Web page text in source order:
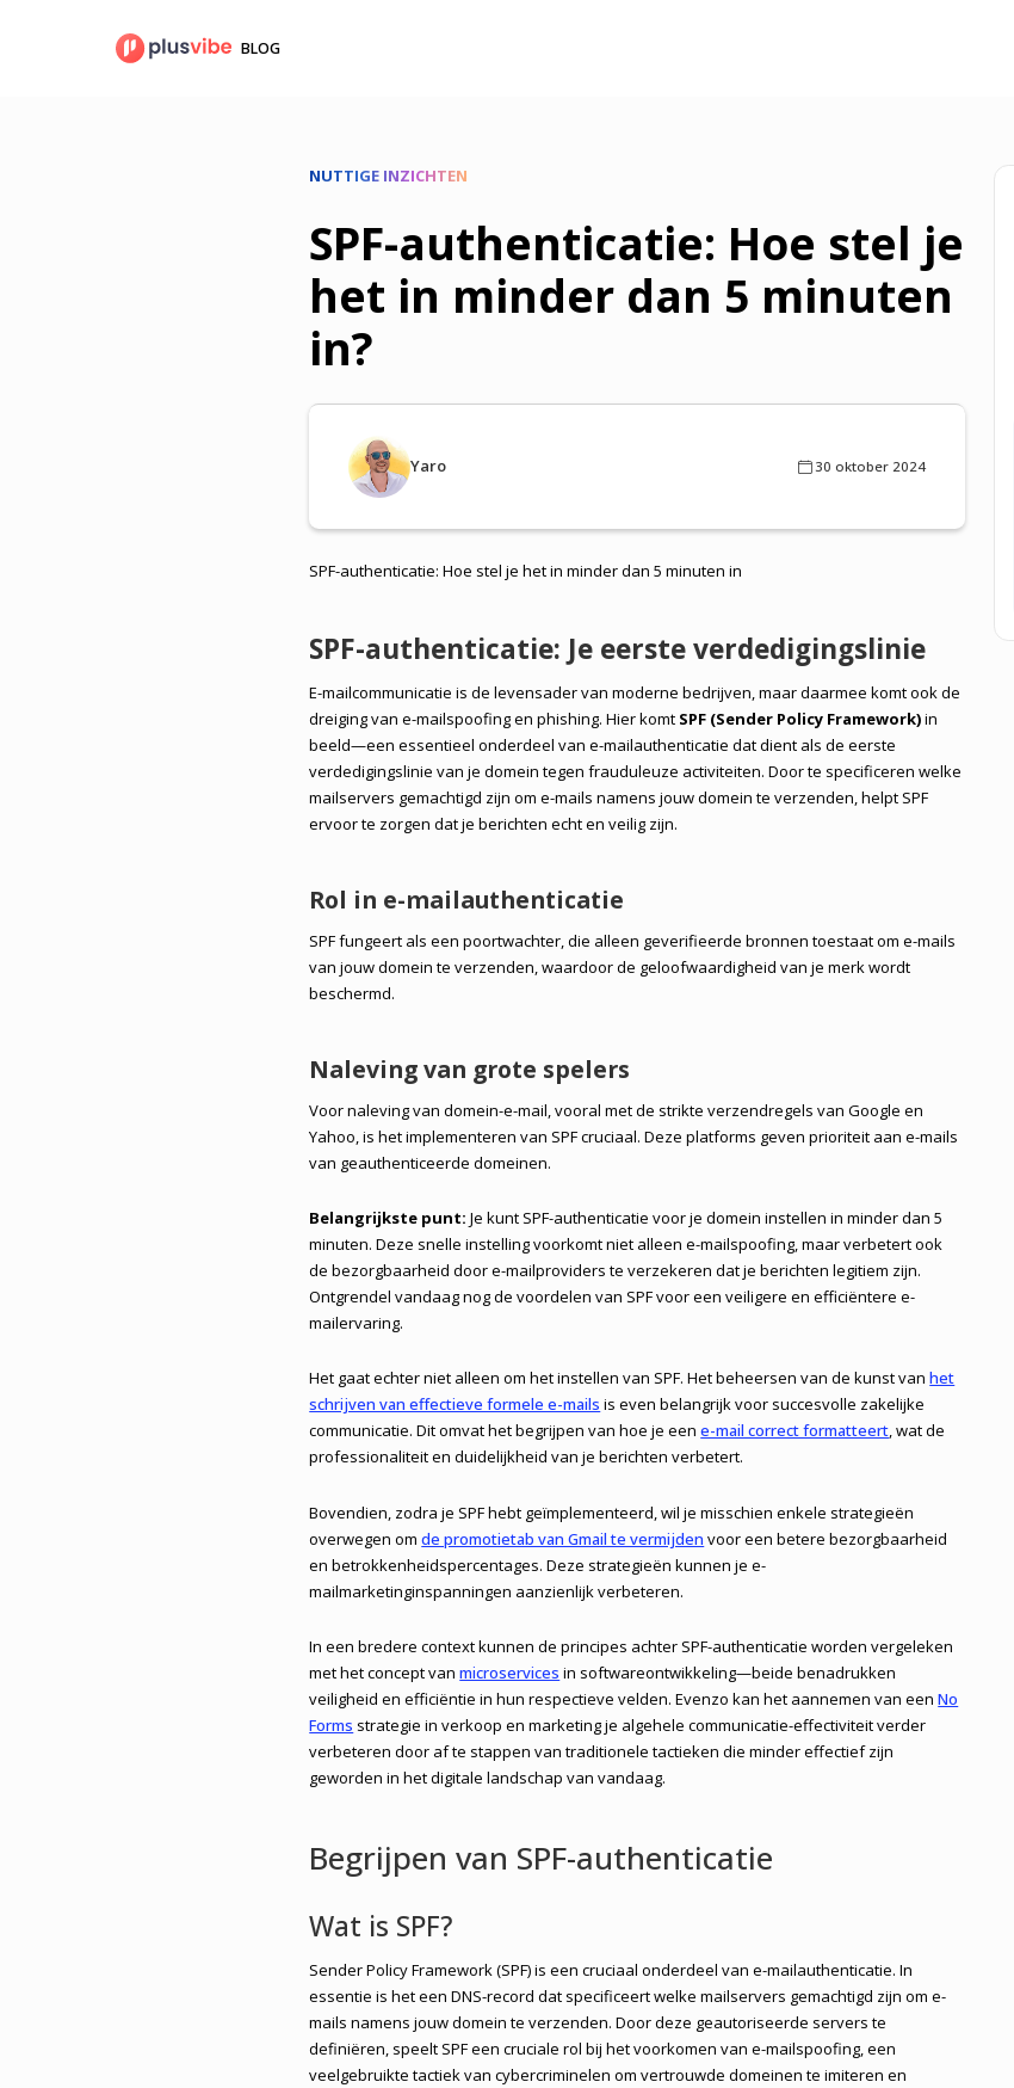
BLOG
NUTTIGE INZICHTEN
SPF-authenticatie: Hoe stel je
het in minder dan 5 minuten
in?
Yaro 30 oktober 2024
SPF-authenticatie: Hoe stel je het in minder dan 5 minuten in
SPF-authenticatie: Je eerste verdedigingslinie
E-mailcommunicatie is de levensader van moderne bedrijven, maar daarmee komt ook de
dreiging van e-mailspoofing en phishing. Hier komt SPF (Sender Policy Framework)in
beeld—een essentieel onderdeel van e-mailauthenticatie dat dient als de eerste
verdedigingslinie van je domein tegen frauduleuze activiteiten. Door te specificeren welke
mailservers gemachtigd zijn om e-mails namens jouw domein te verzenden, helpt SPF
ervoor te zorgen dat je berichten echt en veilig zijn.
Rol in e-mailauthenticatie
SPF fungeert als een poortwachter, die alleen geverifieerde bronnen toestaat om e-mails
van jouw domein te verzenden, waardoor de geloofwaardigheid van je merk wordt
beschermd.
Naleving van grote spelers
Voor naleving van domein-e-mail, vooral met de strikte verzendregels van Google en
Yahoo, is het implementeren van SPF cruciaal. Deze platforms geven prioriteit aan e-mails
van geauthenticeerde domeinen.
Belangrijkste punt: Je kunt SPF-authenticatie voor je domein instellen in minder dan 5
minuten. Deze snelle instelling voorkomt niet alleen e-mailspoofing, maar verbetert ook
de bezorgbaarheid door e-mailproviders te verzekeren dat je berichten legitiem zijn.
Ontgrendel vandaag nog de voordelen van SPF voor een veiligere en efficiëntere e-
mailervaring.
Het gaat echter niet alleen om het instellen van SPF. Het beheersen van de kunst vanhet
schrijven van effectieve formele e-mails is even belangrijk voor succesvolle zakelijke
communicatie. Dit omvat het begrijpen van hoe je eene-mail correct formatteert, wat de
professionaliteit en duidelijkheid van je berichten verbetert.
Bovendien, zodra je SPF hebt geïmplementeerd, wil je misschien enkele strategieën
overwegen omde promotietab van Gmail te vermijden voor een betere bezorgbaarheid
en betrokkenheidspercentages. Deze strategieën kunnen je e-
mailmarketinginspanningen aanzienlijk verbeteren.
In een bredere context kunnen de principes achter SPF-authenticatie worden vergeleken
met het concept vanmicroservices in softwareontwikkeling—beide benadrukken
veiligheid en efficiëntie in hun respectieve velden. Evenzo kan het aannemen van eenNo
Forms strategie in verkoop en marketing je algehele communicatie-effectiviteit verder
verbeteren door af te stappen van traditionele tactieken die minder effectief zijn
geworden in het digitale landschap van vandaag.
Begrijpen van SPF-authenticatie
Wat is SPF?
Sender Policy Framework (SPF) is een cruciaal onderdeel van e-mailauthenticatie. In
essentie is het een DNS-record dat specificeert welke mailservers gemachtigd zijn om e-
mails namens jouw domein te verzenden. Door deze geautoriseerde servers te
definiëren, speelt SPF een cruciale rol bij het voorkomen van e-mailspoofing, een
veelgebruikte tactiek van cybercriminelen om vertrouwde domeinen te imiteren en